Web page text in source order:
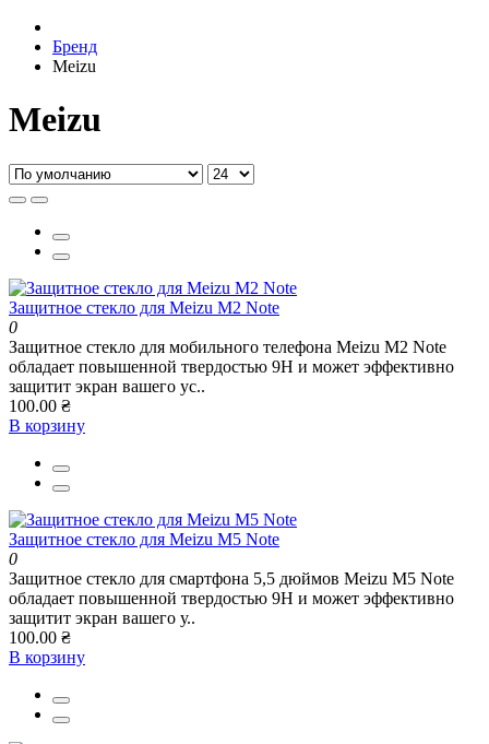
Бренд
Meizu
Meizu
Защитное стекло для Meizu M2 Note
0
Защитное стекло для мобильного телефона Meizu M2 Note
обладает повышенной твердостью 9H и может эффективно
защитит экран вашего ус..
100.00 ₴
В корзину
Защитное стекло для Meizu M5 Note
0
Защитное стекло для смартфона 5,5 дюймов Meizu M5 Note
обладает повышенной твердостью 9H и может эффективно
защитит экран вашего у..
100.00 ₴
В корзину